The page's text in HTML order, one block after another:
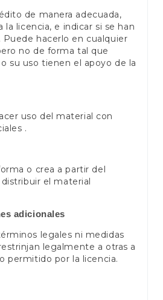
de manera adecuada,
la licencia, e indicar si se han
Puede hacerlo en cualquier
no de forma tal que
su uso tienen el apoyo de la
uso del material con
.
o crea a partir del
el material
adicionales
legales ni medidas
legalmente a otras a
permitido por la licencia.